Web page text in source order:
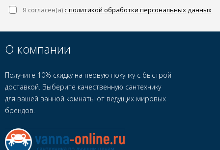
Я согласен(a)с политикой обработки персональных данных
О компании
Получите 10% скидку на первую покупку с быстрой
доставкой. Выберите качественную сантехнику
для вашей ванной комнаты от ведущих мировых
брендов.